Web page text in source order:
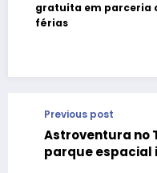
gratuita em parceria
férias
Previous post
Astroventura no
parque espacial